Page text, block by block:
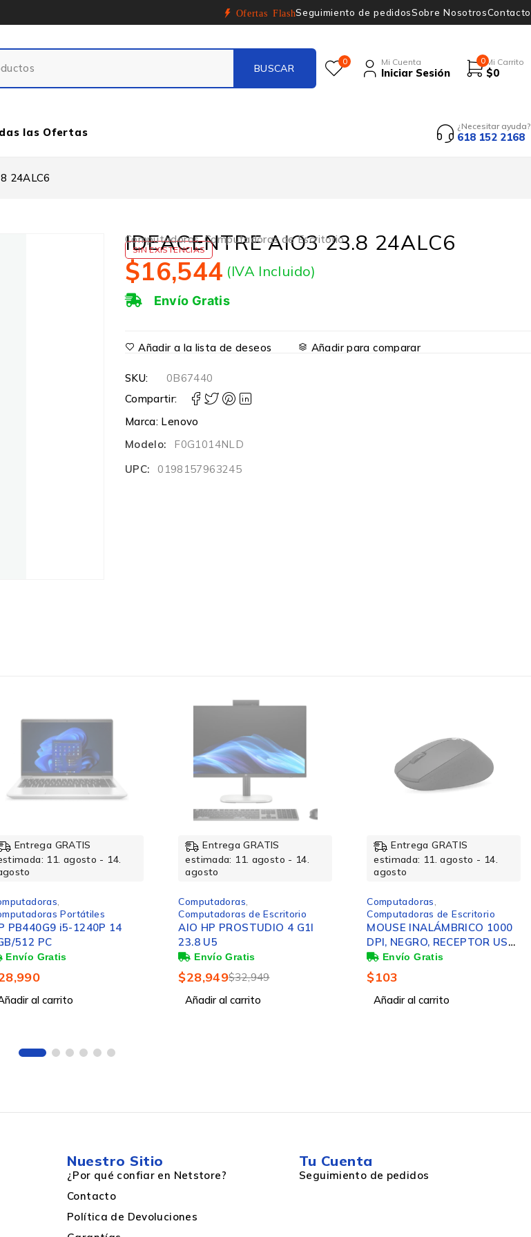
Ofertas FlashSeguimiento de pedidosSobre NosotrosContacto
0 Mi Cuenta
Iniciar Sesión
0 Mi Carrito
$0
las Ofertas ¿Necesitar ayuda?
618 152 2168
24ALC6
Computadoras,Computadoras de Escritorio
IDEACENTRE AIO3 23.8 24ALC6
SIN EXISTENCIAS
$16,544 (IVA Incluido)
Envío Gratis
Añadir a la lista de deseos Añadir para comparar
SKU:
0B67440
Compartir:
Marca: Lenovo
Modelo:
F0G1014NLD
UPC:
0198157963245
Entrega GRATIS
11. agosto - 14.
Portátiles
PB440G9 i5-1240P 14
512 PC
al carrito
Entrega GRATIS
estimada: 11. agosto - 14.
agosto
Computadoras
Computadoras de Escritorio
AIO HP PROSTUDIO 4 G1I
23.8 U5
$32,949
$28,949
Añadir al carrito
Entrega GRATIS
estimada: 11. agosto - 14.
agosto
Computadoras
Computadoras de Escritorio
MOUSE INALÁMBRICO 1000
DPI, NEGRO, RECEPTOR USB,
PLUG AND PLAY, DISEÑO
ERGONÓMICO, BATERIAS
INCLUIDAS
$103
Añadir al carrito
Nuestro Sitio
¿Por qué confiar en Netstore?
Contacto
Política de Devoluciones
Tu Cuenta
Seguimiento de pedidos